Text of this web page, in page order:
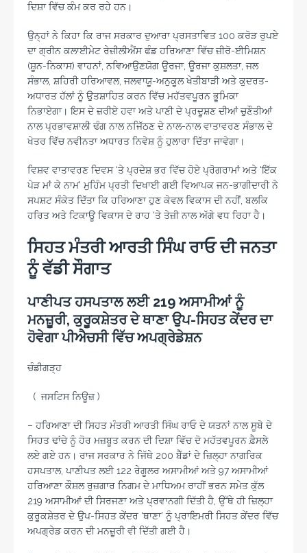
ਦਿਸ਼ਾ ਵਿੱਚ ਕੰਮ ਕਰ ਰਹੇ ਹਨ।
ਉਨ੍ਹਾਂ ਨੇ ਕਿਹਾ ਕਿ ਰਾਜ ਸਰਕਾਰ ਦੁਆਰਾ ਪ੍ਰਸਤਾਵਿਤ 100 ਕਰੋੜ ਰੁਪਏ
ਦਾ ਗ੍ਰੀਨ ਕਲਾਈਮੇਟ ਰੇਜ਼ੀਲੀਐਂਸ ਫੰਡ ਹਰਿਆਣਾ ਵਿੱਚ ਜ਼ੀਰੋ-ਈਮਿਸ਼ਨ
(ਸ਼ੂਨ-ਨਿਕਾਸ) ਵਾਹਨਾਂ, ਨਵਿਆਉਣਯੋਗ ਊਰਜਾ, ਊਰਜਾ ਕੁਸ਼ਲਤਾ, ਜਲ
ਸੰਭਾਲ, ਸ਼ਹਿਰੀ ਹਰਿਆਵਲ, ਜਲਵਾਯੂ-ਅਨੁਕੂਲ ਖੇਤੀਬਾੜੀ ਅਤੇ ਕੁਦਰਤ-
ਅਧਾਰਤ ਹੱਲਾਂ ਨੂੰ ਉਤਸ਼ਾਹਿਤ ਕਰਨ ਵਿੱਚ ਮਹੱਤਵਪੂਰਨ ਭੂਮਿਕਾ
ਨਿਭਾਏਗਾ। ਇਸ ਦੇ ਜ਼ਰੀਏ ਹਵਾ ਅਤੇ ਪਾਣੀ ਦੇ ਪ੍ਰਦੂਸ਼ਣ ਦੀਆਂ ਚੁਣੌਤੀਆਂ
ਨਾਲ ਪ੍ਰਭਾਵਸ਼ਾਲੀ ਢੰਗ ਨਾਲ ਨਜਿੱਠਣ ਦੇ ਨਾਲ-ਨਾਲ ਵਾਤਾਵਰਣ ਸੰਭਾਲ ਦੇ
ਖੇਤਰ ਵਿੱਚ ਨਵੀਨਤਾ ਅਧਾਰਤ ਨਿਵੇਸ਼ ਨੂੰ ਹੁਲਾਰਾ ਦਿੱਤਾ ਜਾਵੇਗਾ।
ਵਿਸ਼ਵ ਵਾਤਾਵਰਣ ਦਿਵਸ ‘ਤੇ ਪ੍ਰਦੇਸ਼ ਭਰ ਵਿੱਚ ਹੋਏ ਪ੍ਰੋਗਰਾਮਾਂ ਅਤੇ ‘ਇੱਕ
ਪੇੜ ਮਾਂ ਕੇ ਨਾਮ’ ਮੁਹਿੰਮ ਪ੍ਰਤੀ ਦਿਖਾਈ ਗਈ ਵਿਆਪਕ ਜਨ-ਭਾਗੀਦਾਰੀ ਨੇ
ਸਪਸ਼ਟ ਸੰਕੇਤ ਦਿੱਤਾ ਕਿ ਹਰਿਆਣਾ ਹੁਣ ਕੇਵਲ ਵਿਕਾਸ ਦੀ ਨਹੀਂ, ਬਲਕਿ
ਹਰਿਤ ਅਤੇ ਟਿਕਾਊ ਵਿਕਾਸ ਦੇ ਰਾਹ ‘ਤੇ ਤੇਜ਼ੀ ਨਾਲ ਅੱਗੇ ਵਧ ਰਿਹਾ ਹੈ।
ਸਿਹਤ ਮੰਤਰੀ ਆਰਤੀ ਸਿੰਘ ਰਾਓ ਦੀ ਜਨਤਾ
ਨੂੰ ਵੱਡੀ ਸੌਗਾਤ
ਪਾਣੀਪਤ ਹਸਪਤਾਲ ਲਈ 219 ਅਸਾਮੀਆਂ ਨੂੰ
ਮਨਜ਼ੂਰੀ, ਕੁਰੂਕਸ਼ੇਤਰ ਦੇ ਥਾਣਾ ਉਪ-ਸਿਹਤ ਕੇਂਦਰ ਦਾ
ਹੋਵੇਗਾ ਪੀਐਚਸੀ ਵਿੱਚ ਅਪਗ੍ਰੇਡੇਸ਼ਨ
ਚੰਡੀਗੜ੍ਹ
( ਜਸਟਿਸ ਨਿਊਜ਼ )
– ਹਰਿਆਣਾ ਦੀ ਸਿਹਤ ਮੰਤਰੀ ਆਰਤੀ ਸਿੰਘ ਰਾਓ ਦੇ ਯਤਨਾਂ ਨਾਲ ਸੂਬੇ ਦੇ
ਸਿਹਤ ਢਾਂਚੇ ਨੂੰ ਹੋਰ ਮਜ਼ਬੂਤ ਕਰਨ ਦੀ ਦਿਸ਼ਾ ਵਿੱਚ ਦੋ ਮਹੱਤਵਪੂਰਨ ਫ਼ੈਸਲੇ
ਲਏ ਗਏ ਹਨ। ਰਾਜ ਸਰਕਾਰ ਨੇ ਜਿੱਥੇ 200 ਬੈੱਡਾਂ ਦੇ ਜ਼ਿਲ੍ਹਾ ਨਾਗਰਿਕ
ਹਸਪਤਾਲ, ਪਾਣੀਪਤ ਲਈ 122 ਰੇਗੂਲਰ ਅਸਾਮੀਆਂ ਅਤੇ 97 ਅਸਾਮੀਆਂ
ਹਰਿਆਣਾ ਕੌਸ਼ਲ ਰੁਜ਼ਗਾਰ ਨਿਗਮ ਦੇ ਮਾਧਿਅਮ ਰਾਹੀਂ ਭਰਨ ਸਮੇਤ ਕੁੱਲ
219 ਅਸਾਮੀਆਂ ਦੀ ਸਿਰਜਣਾ ਅਤੇ ਪ੍ਰਵਾਨਗੀ ਦਿੱਤੀ ਹੈ, ਉੱਥੇ ਹੀ ਜ਼ਿਲ੍ਹਾ
ਕੁਰੂਕਸ਼ੇਤਰ ਦੇ ਉਪ-ਸਿਹਤ ਕੇਂਦਰ ‘ਥਾਣਾ’ ਨੂੰ ਪ੍ਰਾਇਮਰੀ ਸਿਹਤ ਕੇਂਦਰ ਵਿੱਚ
ਅਪਗ੍ਰੇਡ ਕਰਨ ਦੀ ਮਨਜ਼ੂਰੀ ਵੀ ਦਿੱਤੀ ਗਈ ਹੈ।